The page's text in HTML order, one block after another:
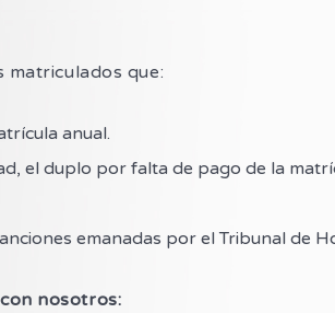
que:
anual.
el duplo por falta de pago de la
emanadas por el Tribunal de
nosotros: